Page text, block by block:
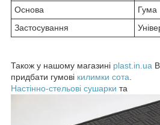
Основа
Гума
Застосування
Також у нашому магазині plast.in.ua
придбати гумові килимки сота
Настінно-стельові сушарки та